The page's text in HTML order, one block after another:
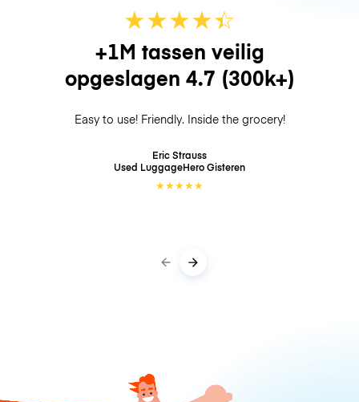
★★★★☆
★
+1M tassen veilig
opgeslagen 4.7 (300k+)
Easy to use! Friendly. Inside the grocery!
Eric Strauss
Used LuggageHeroGisteren
★★★★★